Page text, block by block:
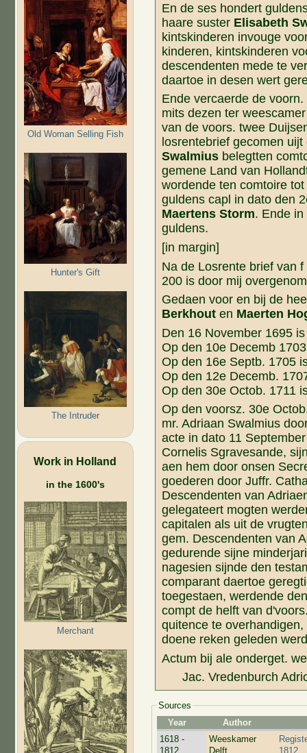
Old Woman Selling Fish
Hunter's Gift
The Intruder
Work in Holland
in the 1600's
Merchant
En de ses hondert
haare suster Elisabeth
kintskinderen invouge
kinderen, kintskinderen
descendenten mede te
daartoe in desen wert
Ende vercaerde de
mits dezen ter
van de voors. twee
losrentebrief gecomen
Swalmius belegtten
gemene Land van
wordende ten comtoire
guldens capl in dato den
Maertens Storm. Ende
guldens.
[in margin]
Na de Losrente brief van
200 is door mij
Gedaen voor en bij de
Berkhout en Maerten
Den 16 November 1695
Op den 10e Decemb
Op den 16e Septb. 1705
Op den 12e Decemb.
Op den 30e Octob. 1711
Op den voorsz. 30e
mr. Adriaan Swalmius
acte in dato 11
Cornelis Sgravesande,
aen hem door onsen
goederen door Juffr.
Descendenten van
gelegateert mogten
capitalen als uit de
gem. Descendenten van
gedurende sijne
nagesien sijnde den
comparant daertoe
toegestaen, werdende
compt de helft van
quitence te
doene reken geleden
Actum bij ale onderget.
Jac. Vredenburch
Sources
Year
Author
1618 -
1812
Weeskamer
Delft
1812